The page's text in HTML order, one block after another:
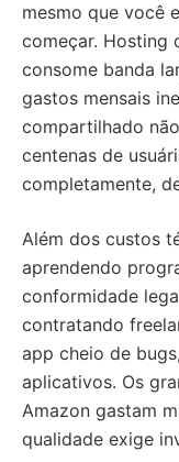
mesmo que você
começar. Hosting
consome banda
gastos mensais
compartilhado
centenas de
completamente,
Além dos custos
aprendendo
conformidade
contratando
app cheio de
aplicativos. Os
Amazon gastam
qualidade exige